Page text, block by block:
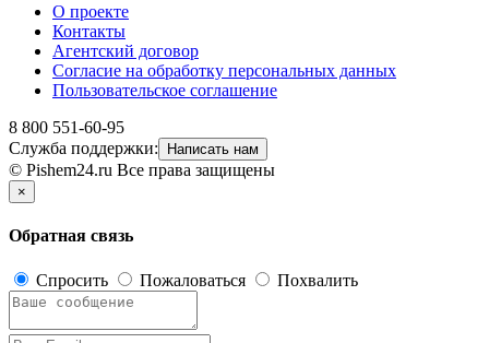
О проекте
Контакты
Агентский договор
Согласие на обработку персональных данных
Пользовательское соглашение
8 800 551-60-95
Служба поддержки:
Написать нам
© Pishem24.ru Все права защищены
×
Обратная связь
Спросить Пожаловаться Похвалить